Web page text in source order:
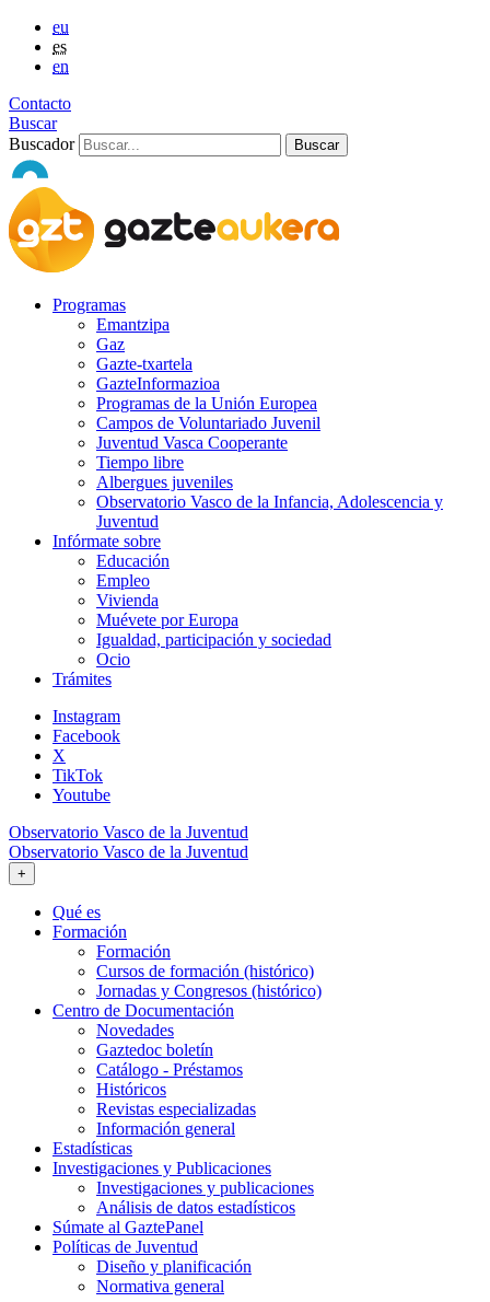
eu
es
en
Contacto
Buscar
Buscador
Programas
Emantzipa
Gaz
Gazte-txartela
GazteInformazioa
Programas de la Unión Europea
Campos de Voluntariado Juvenil
Juventud Vasca Cooperante
Tiempo libre
Albergues juveniles
Observatorio Vasco de la Infancia, Adolescencia y
Juventud
Infórmate sobre
Educación
Empleo
Vivienda
Muévete por Europa
Igualdad, participación y sociedad
Ocio
Trámites
Instagram
Facebook
X
TikTok
Youtube
Observatorio Vasco de la Juventud
Observatorio Vasco de la Juventud
+
Qué es
Formación
Formación
Cursos de formación (histórico)
Jornadas y Congresos (histórico)
Centro de Documentación
Novedades
Gaztedoc boletín
Catálogo - Préstamos
Históricos
Revistas especializadas
Información general
Estadísticas
Investigaciones y Publicaciones
Investigaciones y publicaciones
Análisis de datos estadísticos
Súmate al GaztePanel
Políticas de Juventud
Diseño y planificación
Normativa general